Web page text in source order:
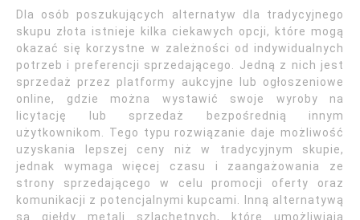
Dla osób poszukujących alternatyw dla tradycyjnego
skupu złota istnieje kilka ciekawych opcji, które mogą
okazać się korzystne w zależności od indywidualnych
potrzeb i preferencji sprzedającego. Jedną z nich jest
sprzedaż przez platformy aukcyjne lub ogłoszeniowe
online, gdzie można wystawić swoje wyroby na
licytację lub sprzedaż bezpośrednią innym
użytkownikom. Tego typu rozwiązanie daje możliwość
uzyskania lepszej ceny niż w tradycyjnym skupie,
jednak wymaga więcej czasu i zaangażowania ze
strony sprzedającego w celu promocji oferty oraz
komunikacji z potencjalnymi kupcami. Inną alternatywą
są giełdy metali szlachetnych, które umożliwiają